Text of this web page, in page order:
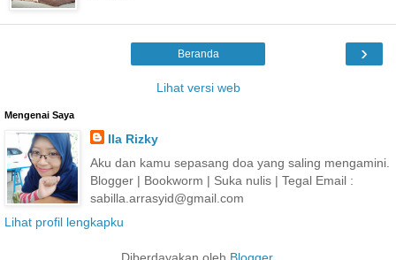
›
Beranda
Lihat versi web
Mengenai Saya
Ila Rizky
Aku dan kamu sepasang doa yang saling mengamini.
Blogger | Bookworm | Suka nulis | Tegal Email :
sabilla.arrasyid@gmail.com
Lihat profil lengkapku